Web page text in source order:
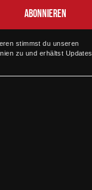
stimmst du unseren
zu und erhältst Updates.